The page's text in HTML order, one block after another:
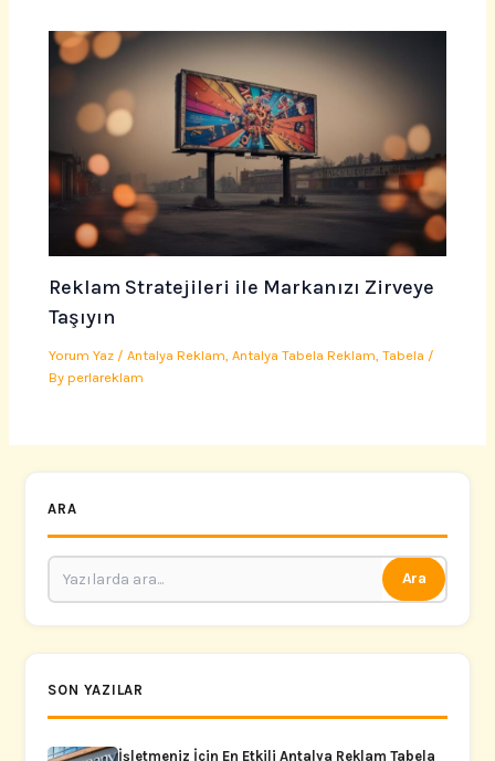
Reklam Stratejileri ile Markanızı Zirveye
Taşıyın
Yorum Yaz /Antalya Reklam ,Antalya Tabela Reklam ,Tabela /
Byperlareklam
ARA
Ara
SON YAZILAR
İşletmeniz İçin En Etkili Antalya Reklam Tabela